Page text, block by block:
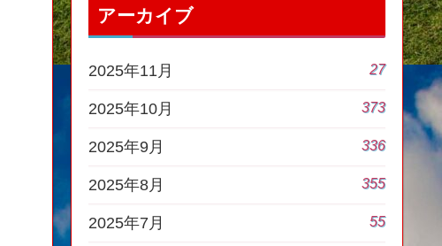
アーカイブ
2025年11月 27
2025年10月 373
2025年9月 336
2025年8月 355
2025年7月 55